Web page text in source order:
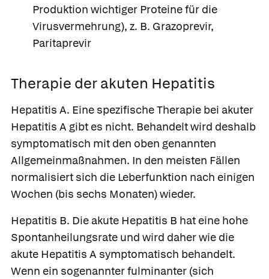
Produktion wichtiger Proteine für die
Virusvermehrung), z. B. Grazoprevir,
Paritaprevir
Therapie der akuten Hepatitis
Hepatitis A. Eine spezifische Therapie bei akuter
Hepatitis A gibt es nicht. Behandelt wird deshalb
symptomatisch mit den oben genannten
Allgemeinmaßnahmen. In den meisten Fällen
normalisiert sich die Leberfunktion nach einigen
Wochen (bis sechs Monaten) wieder.
Hepatitis B. Die akute Hepatitis B hat eine hohe
Spontanheilungsrate und wird daher wie die
akute Hepatitis A symptomatisch behandelt.
Wenn ein sogenannter fulminanter (sich